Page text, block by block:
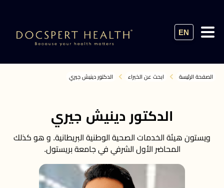
EN
الصفحة الرئيسة ابحث عن الخبراء الدكتور دينيش جيري
الدكتور دينيش جيري
ويستون هيئة الخدمات الصحية الوطنية البريطانية. و هو كذلك
المحاضر الأول الشرفي في جامعة بريستول.